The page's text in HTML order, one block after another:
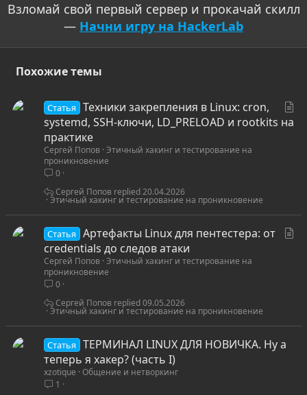
Взломай свой первый сервер и прокачай скилл
— Начни игру на HackerLab
Похожие темы
Статья
Техники закрепления в Linux: cron,
systemd, SSH-ключи, LD_PRELOAD и rootkits на
практике
Сергей Попов Этичный хакинг и тестирование на
проникновение
0
Этичный хакинг и тестирование на проникновение
20.04.2026
Сергей Попов
Статья
Артефакты Linux для пентестера: от
credentials до следов атаки
Сергей Попов Этичный хакинг и тестирование на
проникновение
0
Этичный хакинг и тестирование на проникновение
09.05.2026
Сергей Попов
Статья
ТЕРМИНАЛ LINUX ДЛЯ НОВИЧКА. Ну а
теперь я хакер? (часть I)
xzotique
Общение и нетворкинг
1